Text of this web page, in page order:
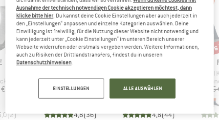
(2 )
MARKE
FALKE
Produktgruppe
Wandersocken
Preis
26,95 €
4,8(36)
Produktgruppe
Wandersocken
Preis
29,95 €
4,8(44)
26,95
Ausnahme der technisch notwendigen Cookie akzeptieren möchtest, dann
klicke bitte hier. Du kannst deine Cookie Einstellungen aber auch jederzeit in
den „Einstellungen“ anpassen und einzelne Kategorien auswählen. Deine
Einwilligung ist freiwillig, für die Nutzung dieser Website nicht notwendig und
kann jederzeit unter „Cookie Einstellungen“ im unteren Bereich unserer
Webseite widerrufen oder erstmals vergeben werden. Weitere Informationen,
auch zu Risiken der Drittlandstransfers, findest du in unseren
Datenschutzhinweisen.
EINSTELLUNGEN ALLE AUSWÄHLEN